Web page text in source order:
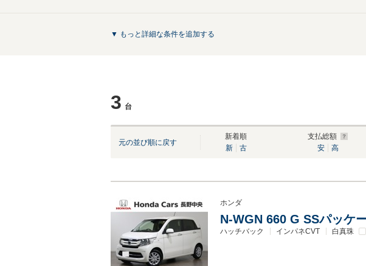
▼ もっと詳細な条件を追加する
3 台
元の並び順に戻す
新着順
新
古
支払総額
安
高
ホンダ
N-WGN 660 G SSパッケ
ハッチバック インパネCVT 白真珠